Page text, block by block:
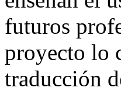
futuros
proyecto lo
traducción